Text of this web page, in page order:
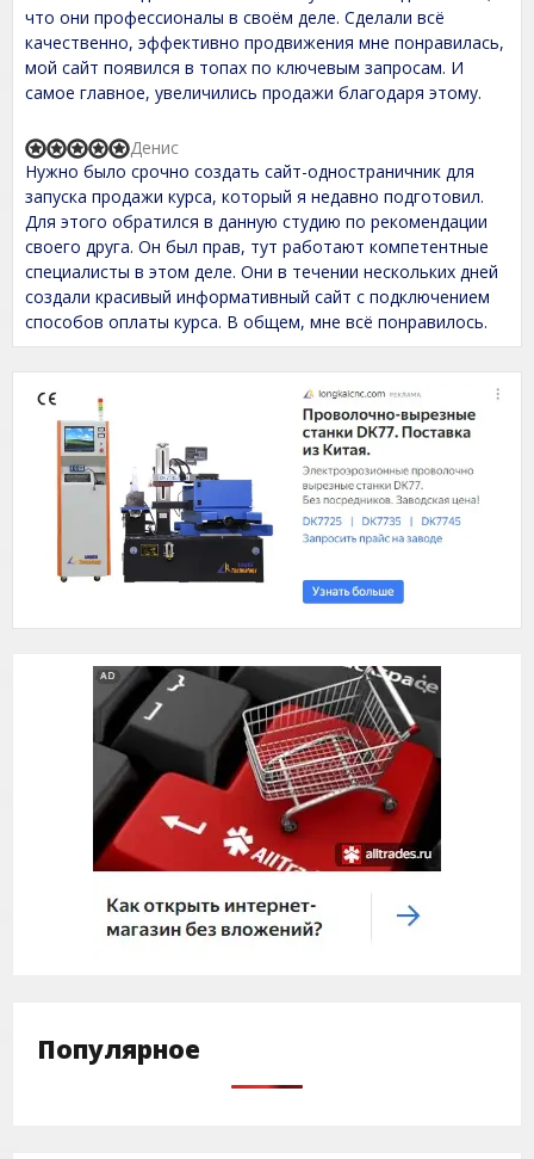
5
,
0
o
u
o
f
5
что они профессионалы в своём деле. Сделали всё
качественно, эффективно продвижения мне понравилась,
мой сайт появился в топах по ключевым запросам. И
самое главное, увеличились продажи благодаря этому.
R
a
t
d
5
,
0
o
u
t
Нужно было срочно создать сайт-одностраничник для
запуска продажи курса, который я недавно подготовил.
Для этого обратился в данную студию по рекомендации
своего друга. Он был прав, тут работают компетентные
специалисты в этом деле. Они в течении нескольких дней
создали красивый информативный сайт с подключением
способов оплаты курса. В общем, мне всё понравилось.
Денис
Популярное